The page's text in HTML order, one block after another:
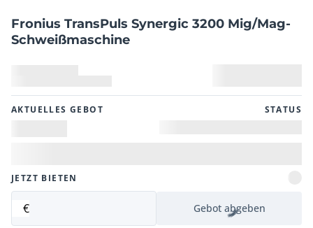
Fronius TransPuls Synergic 3200 Mig/Mag-
Schweißmaschine
AKTUELLES GEBOT STATUS
JETZT BIETEN
€ Gebot abgeben